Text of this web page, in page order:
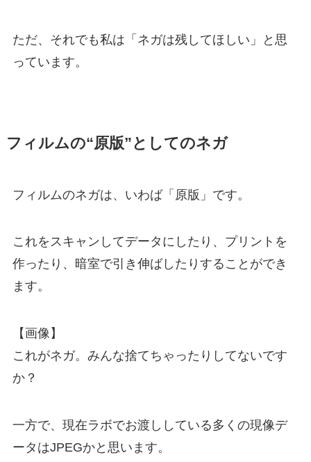
ただ、それでも私は「ネガは残してほしい」と思
っています。
フィルムの“原版”としてのネガ
フィルムのネガは、いわば「原版」です。
これをスキャンしてデータにしたり、プリントを
作ったり、暗室で引き伸ばしたりすることができ
ます。
【画像】
これがネガ。みんな捨てちゃったりしてないです
か？
一方で、現在ラボでお渡ししている多くの現像デ
ータはJPEGかと思います。